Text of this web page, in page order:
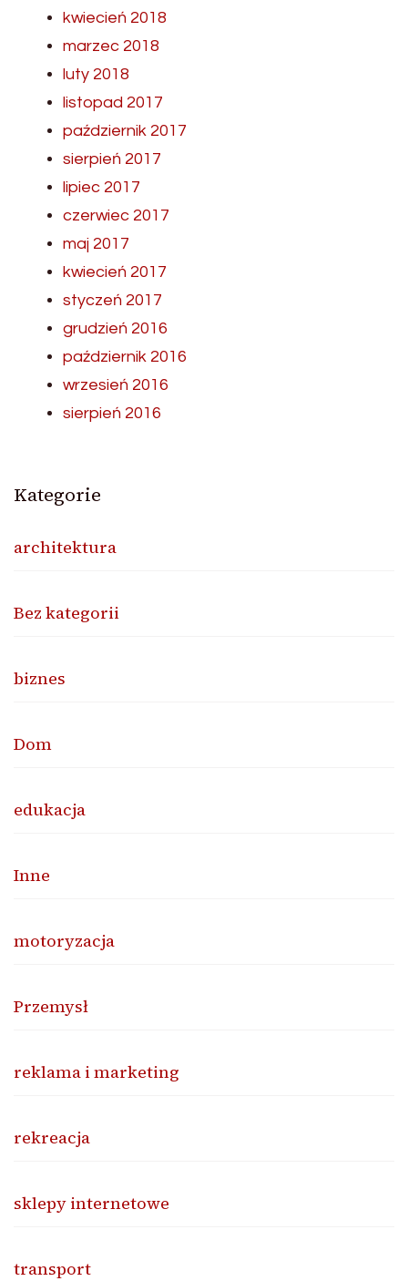
kwiecień 2018
marzec 2018
luty 2018
listopad 2017
październik 2017
sierpień 2017
lipiec 2017
czerwiec 2017
maj 2017
kwiecień 2017
styczeń 2017
grudzień 2016
październik 2016
wrzesień 2016
sierpień 2016
Kategorie
architektura
Bez kategorii
biznes
Dom
edukacja
Inne
motoryzacja
Przemysł
reklama i marketing
rekreacja
sklepy internetowe
transport